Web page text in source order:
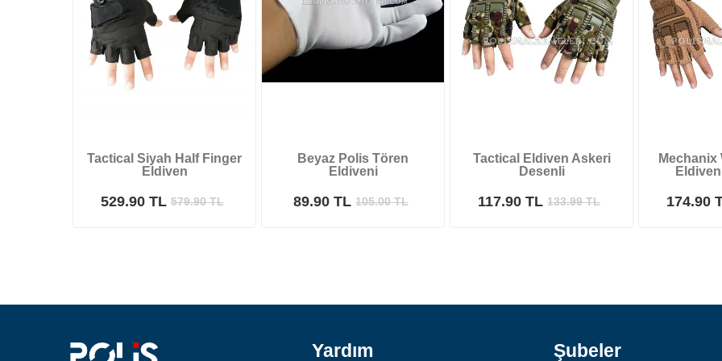
Tactical Siyah Half Finger
Eldiven
529.90 TL579.90TL
Beyaz Polis Tören
Eldiveni
89.90 TL105.00TL
Tactical Eldiven Askeri
Desenli
117.90 TL 133.99TL
Mechanix
174.90
Yardım Şubeler